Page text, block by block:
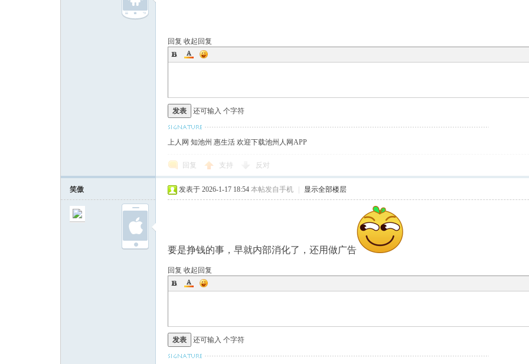
回复 收起回复
发表 还可输入 个字符
上人网 知池州 惠生活 欢迎下载池州人网APP
回复 支持 反对
笑傲 发表于 2026-1-17 18:54 本帖发自手机 显示全部楼层
要是挣钱的事，早就内部消化了，还用做广告
回复 收起回复
发表 还可输入 个字符